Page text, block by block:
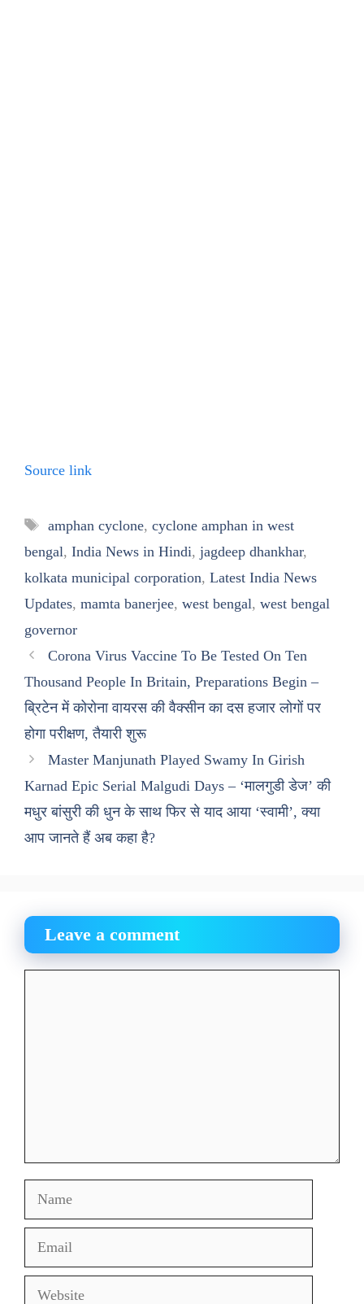
Source link
Tags
amphan cyclone, cyclone amphan in west
bengal, India News in Hindi, jagdeep dhankhar,
kolkata municipal corporation, Latest India News
Updates, mamta banerjee, west bengal, west bengal
governor
Corona Virus Vaccine To Be Tested On Ten
Thousand People In Britain, Preparations Begin –
ब्रिटेन में कोरोना वायरस की वैक्सीन का दस हजार लोगों पर
होगा परीक्षण, तैयारी शुरू
Master Manjunath Played Swamy In Girish
Karnad Epic Serial Malgudi Days – ‘मालगुडी डेज’ की
मधुर बांसुरी की धुन के साथ फिर से याद आया ‘स्वामी’, क्या
आप जानते हैं अब कहा है?
Leave a comment
Name
Email
Website